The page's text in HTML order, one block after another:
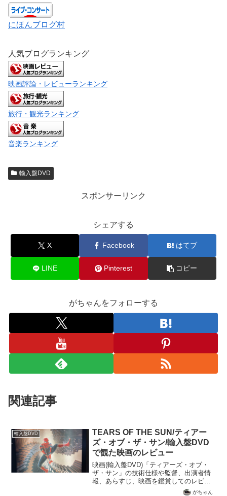
にほんブログ村
人気ブログランキング
映画評論・レビューランキング
旅行・観光ランキング
音楽ランキング
輸入盤DVD
スポンサーリンク
シェアする
X Facebook はてブ
LINE Pinterest コピー
がちゃんをフォローする
関連記事
輸入盤DVD
TEARS OF THE SUN/ティアー
ズ・オブ・ザ・サン/輸入盤DVD
で観た映画のレビュー
映画(輸入盤DVD)「ティアーズ・オブ・
ザ・サン」の技術仕様や監督、出演者情
報、あらすじ、映画を鑑賞してのレビュ
がちゃん